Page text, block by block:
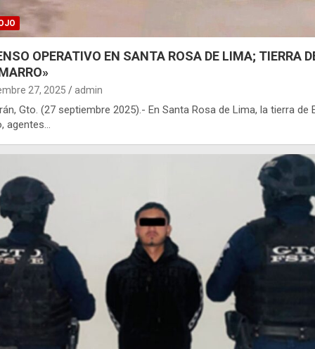
OPERATIVO EN SANTA ROSA DE LIMA; TIERRA
27, 2025 admin
Gto. (27 septiembre 2025).- En Santa Rosa de Lima, la tierra de
agentes…